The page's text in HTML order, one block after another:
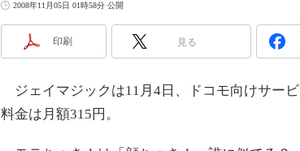
2008年11月05日 01時58分 公開
印刷 見る
ジェイマジックは11月4日、ドコモ向けサー
料金は月額315円。